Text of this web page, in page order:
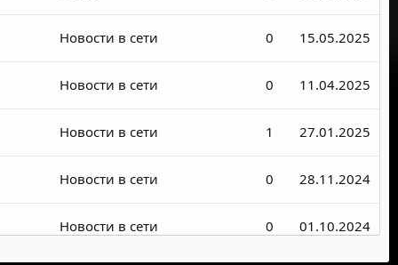
Новости в сети 0 15.05.2025
Новости в сети 0 11.04.2025
Новости в сети 1 27.01.2025
Новости в сети 0 28.11.2024
Новости в сети 0 01.10.2024